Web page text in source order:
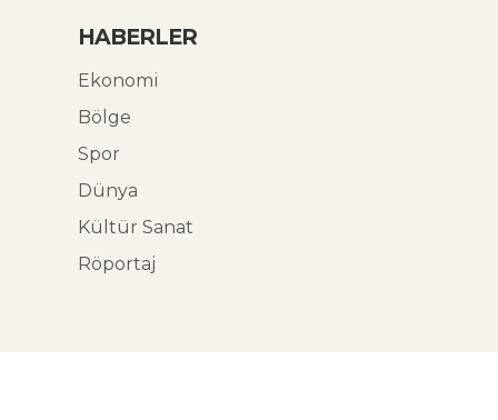
HABERLER
Ekonomi
Bölge
Spor
Dünya
Kültür Sanat
Röportaj